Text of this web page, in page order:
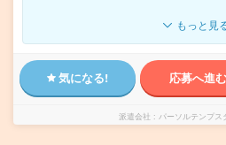
もっと見
気になる! 応募へ進む
派遣会社 パーソルテンプス